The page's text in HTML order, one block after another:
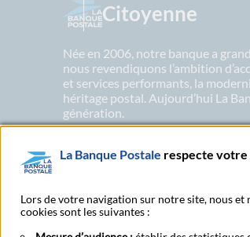
Citoyenne
Née en 2006, notre banque a
nous revendiquons l’ambition
et services performants, la
héritage postal. Aujourd’hui La
génération.
En savoir plus sur nos
La Banque Postale respecte
Lors de votre navigation sur notre site, nous
cookies sont les suivantes :